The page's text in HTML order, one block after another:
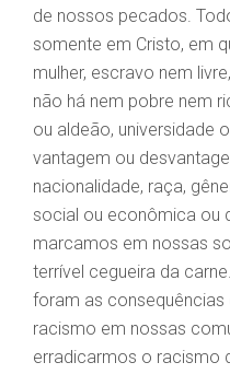
de nossos pecados.
somente em Cristo, em
mulher, escravo nem
não há nem pobre nem
ou aldeão, universidade
vantagem ou
nacionalidade, raça,
social ou econômica ou
marcamos em nossas
terrível cegueira da
foram as
racismo em nossas
erradicarmos o racismo